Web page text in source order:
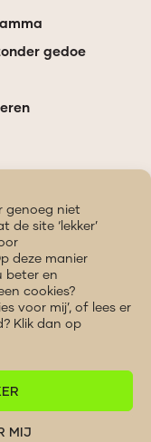
genoeg niet
site ‘lekker’
deze manier
beter en
cookies?
voor mij’, of lees er
Klik dan op
MIJ
gedoe